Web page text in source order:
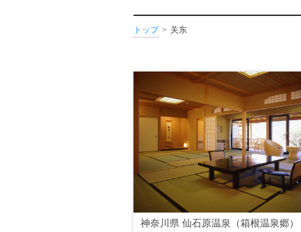
トップ 关东
神奈川県 仙石原温泉（箱根温泉郷）